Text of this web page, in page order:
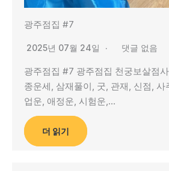
광주점집 #7
2025년 07월 24일 댓글 없음
광주점집 #7 광주점집 천궁보살점
종운세, 삼재풀이, 굿, 관재, 신점,
업운, 애정운, 시험운,…
더 읽기